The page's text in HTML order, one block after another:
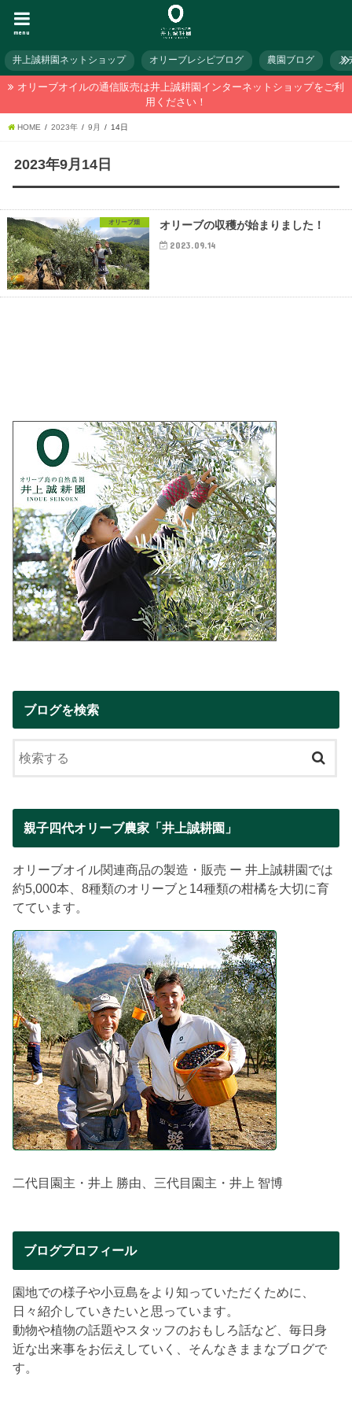
menu
井上誠耕園ネットショップ オリーブレシピブログ 農園ブログ メ
オリーブオイルの通信販売は井上誠耕園インターネットショップをご利
用ください！
HOME 2023年 9月 14日
2023年9月14日
オリーブ畑 オリーブの収穫が始まりました！
2023.09.14
ブログを検索
親子四代オリーブ農家「井上誠耕園」
オリーブオイル関連商品の製造・販売 ー 井上誠耕園では
約5,000本、8種類のオリーブと14種類の柑橘を大切に育
てています。
二代目園主・井上 勝由、三代目園主・井上 智博
ブログプロフィール
園地での様子や小豆島をより知っていただくために、
日々紹介していきたいと思っています。
動物や植物の話題やスタッフのおもしろ話など、毎日身
近な出来事をお伝えしていく、そんなきままなブログで
す。